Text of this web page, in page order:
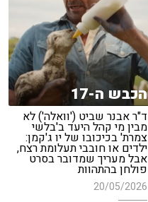
הכבש ה-17
ד"ר אבנר שביט ('וואלה') לא
מבין מי קהל היעד ב'בלשי
צמרת' בכיכובו של יו ג'קמן:
ילדים או חובבי תעלומת רצח,
אבל מעריך שמדובר בסרט
פולחן בהתהוות
20/05/2026